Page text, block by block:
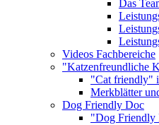
Das
Videos Fachbereiche
"Katzenfreundliche
"Cat friendly"
Merkblätter
Dog Friendly Doc
"Dog Friendly